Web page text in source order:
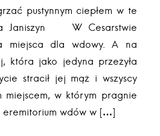
pustynnym ciepłem w te
Janiszyn W Cesarstwie
miejsca dla wdowy. A na
która jako jedyna przeżyła
stracił jej mąż i wszyscy
miejscem, w którym pragnie
eremitorium wdów w […]